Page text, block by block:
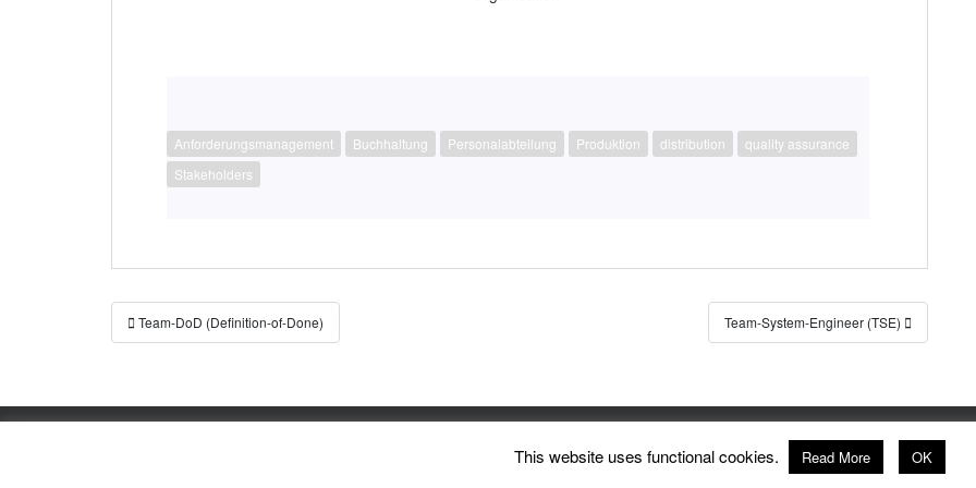
Anforderungsmanagement Buchhaltung Personalabteilung Produktion distribution
quality assurance
Stakeholders
Beitragsnavigation
Team-DoD (Definition-of-Done) Team-System-Engineer (TSE)
This website uses functional cookies. Read More OK